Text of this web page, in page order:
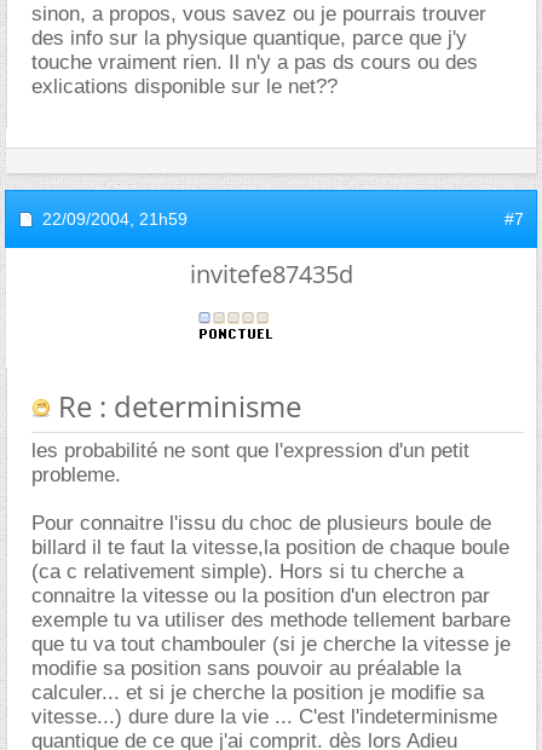
sinon, a propos, vous savez ou je pourrais trouver
des info sur la physique quantique, parce que j'y
touche vraiment rien. Il n'y a pas ds cours ou des
exlications disponible sur le net??
22/09/2004, 21h59 #7
invitefe87435d
Re : determinisme
les probabilité ne sont que l'expression d'un petit
probleme.
Pour connaitre l'issu du choc de plusieurs boule de
billard il te faut la vitesse,la position de chaque boule
(ca c relativement simple). Hors si tu cherche a
connaitre la vitesse ou la position d'un electron par
exemple tu va utiliser des methode tellement barbare
que tu va tout chambouler (si je cherche la vitesse je
modifie sa position sans pouvoir au préalable la
calculer... et si je cherche la position je modifie sa
vitesse...) dure dure la vie ... C'est l'indeterminisme
quantique de ce que j'ai comprit. dès lors Adieu